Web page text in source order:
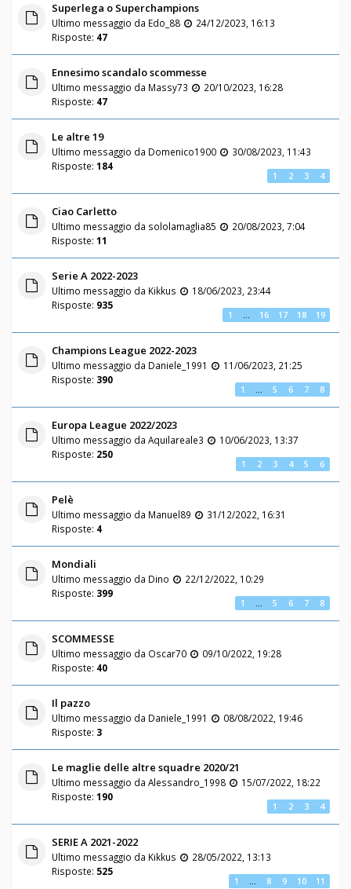
Superlega o Superchampions
Ultimo messaggio da Edo_88
24/12/2023, 16:13
Risposte: 47
Ennesimo scandalo scommesse
Ultimo messaggio da Massy73
20/10/2023, 16:28
Risposte: 47
Le altre 19
Ultimo messaggio da Domenico1900
30/08/2023, 11:43
Risposte: 184
1 2 3 4
Ciao Carletto
Ultimo messaggio da sololamaglia85
20/08/2023, 7:04
Risposte: 11
Serie A 2022-2023
Ultimo messaggio da Kikkus
18/06/2023, 23:44
Risposte: 935
1 … 16 17 18 19
Champions League 2022-2023
Ultimo messaggio da Daniele_1991
11/06/2023, 21:25
Risposte: 390
1 … 5 6 7 8
Europa League 2022/2023
Ultimo messaggio da Aquilareale3
10/06/2023, 13:37
Risposte: 250
1 2 3 4 5 6
Pelè
Ultimo messaggio da Manuel89
31/12/2022, 16:31
Risposte: 4
Mondiali
Ultimo messaggio da Dino
22/12/2022, 10:29
Risposte: 399
1 … 5 6 7 8
SCOMMESSE
Ultimo messaggio da Oscar70
09/10/2022, 19:28
Risposte: 40
Il pazzo
Ultimo messaggio da Daniele_1991
08/08/2022, 19:46
Risposte: 3
Le maglie delle altre squadre 2020/21
Ultimo messaggio da Alessandro_1998
15/07/2022, 18:22
Risposte: 190
1 2 3 4
SERIE A 2021-2022
Ultimo messaggio da Kikkus
28/05/2022, 13:13
Risposte: 525
1 … 8 9 10 11